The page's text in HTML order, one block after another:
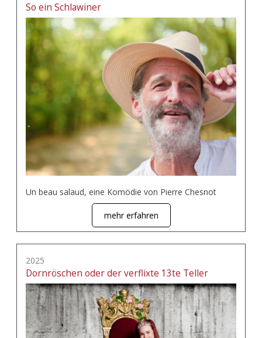
So ein Schlawiner
Un beau salaud, eine Komödie von Pierre Chesnot
mehr erfahren
2025
Dornröschen oder der verflixte 13te Teller